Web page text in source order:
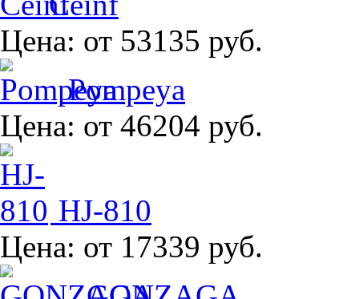
Цена: от 53135 руб.
Pompeya
Цена: от 46204 руб.
HJ-810
Цена: от 17339 руб.